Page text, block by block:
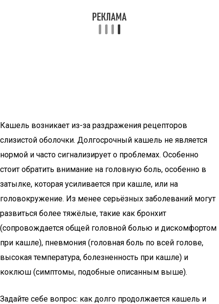
Кашель возникает из-за раздражения рецепторов
слизистой оболочки. Долгосрочный кашель не является
нормой и часто сигнализирует о проблемах. Особенно
стоит обратить внимание на головную боль, особенно в
затылке, которая усиливается при кашле, или на
головокружение. Из менее серьёзных заболеваний могут
развиться более тяжёлые, такие как бронхит
(сопровождается общей головной болью и дискомфортом
при кашле), пневмония (головная боль по всей голове,
высокая температура, болезненность при кашле) и
коклюш (симптомы, подобные описанным выше).
Задайте себе вопрос: как долго продолжается кашель и